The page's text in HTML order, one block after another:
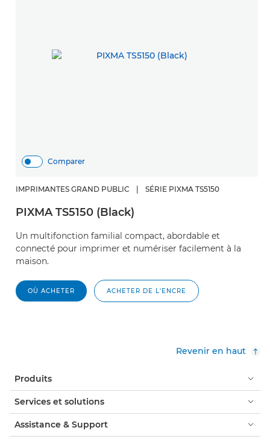
Comparer
IMPRIMANTES GRAND PUBLIC SÉRIE PIXMA TS5150
PIXMA TS5150 (Black)
Un multifonction familial compact, abordable et
connecté pour imprimer et numériser facilement à la
maison.
OÙ ACHETER ACHETER DE L'ENCRE
Revenir en haut
Produits
Services et solutions
Assistance & Support